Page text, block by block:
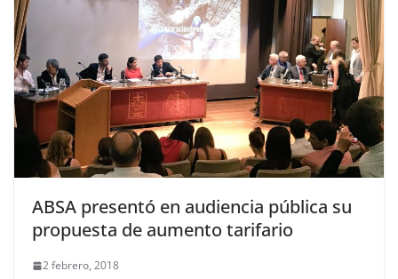
ABSA presentó en audiencia pública su
propuesta de aumento tarifario
2 febrero, 2018